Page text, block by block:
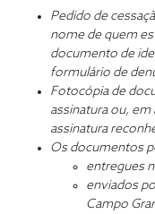
Pedido de
nome de quem
documento de
formulário de
Fotocópia de
assinatura ou, em
assinatura
Os documentos
entregues
enviados
Campo